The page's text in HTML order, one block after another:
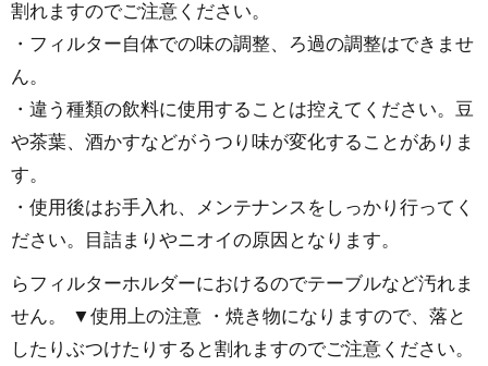
割れますのでご注意ください。
・フィルター自体での味の調整、ろ過の調整はできませ
ん。
・違う種類の飲料に使用することは控えてください。豆
や茶葉、酒かすなどがうつり味が変化することがありま
す。
・使用後はお手入れ、メンテナンスをしっかり行ってく
ださい。目詰まりやニオイの原因となります。
らフィルターホルダーにおけるのでテーブルなど汚れま
せん。 ▼使用上の注意 ・焼き物になりますので、落と
したりぶつけたりすると割れますのでご注意ください。